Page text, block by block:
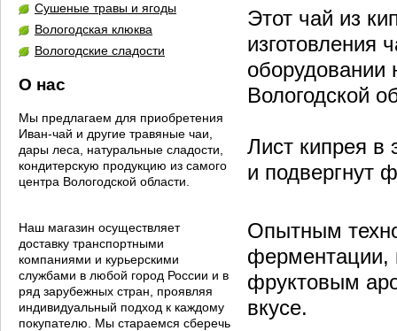
Сушеные травы и ягоды
Вологодская клюква
Вологодские сладости
О нас
Мы предлагаем для приобретения
Иван-чай и другие травяные чаи,
дары леса, натуральные сладости,
кондитерскую продукцию из самого
центра Вологодской области.
Наш магазин осуществляет
доставку транспортными
компаниями и курьерскими
службами в любой город России и в
ряд зарубежных стран, проявляя
индивидуальный подход к каждому
покупателю. Мы стараемся сберечь
Этот чай из
изготовления
оборудовании
Вологодской
Лист кипрея в
и подвергнут
Опытным
ферментации,
фруктовым
вкусе.